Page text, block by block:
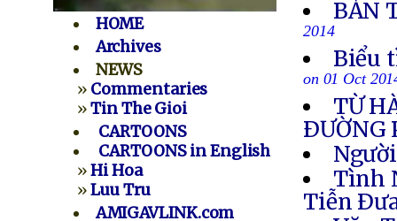
HOME
Archives
NEWS
» Commentaries
»Tin The Gioi
CARTOONS
CARTOONS in English
»Hi Hoa
»Luu Tru
AMIGAVLINK.com
BẢN
2014
Biểu
on 01 Oct
TỪ
ÐƯỜNG
Tình
Tiễn